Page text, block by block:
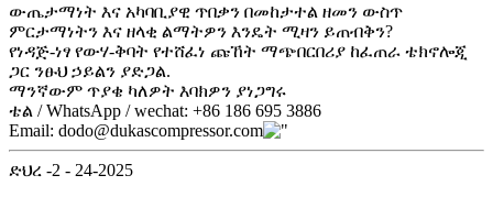
ውጤታማነት እና አካባቢያዊ ጥበቃን በመከታተል ዘመን ውስጥ
ምርታማነትን እና ዘላቂ ልማትዎን እንዴት ሚዛን ይጠብቅን?
የነዳጅ-ነፃ የውሃ-ቅባት የተሸፈነ ጩኸት ማጭበርበሪያ ከፈጠራ ቴክኖሎጂ
ጋር ንፁህ ኃይልን ያድጋል.
ማንኛውም ጥያቄ ካለዎት እባክዎን ያነጋግሩ
ቴል / WhatsApp / wechat: +86 186 695 3886
Email: dodo@dukascompressor.com
ድህረ -2 - 24-2025